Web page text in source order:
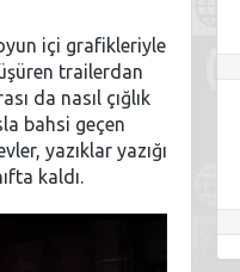
içi grafikleriyle
trailerdan
da nasıl çığlık
bahsi geçen
yazıklar yazığı
kaldı.